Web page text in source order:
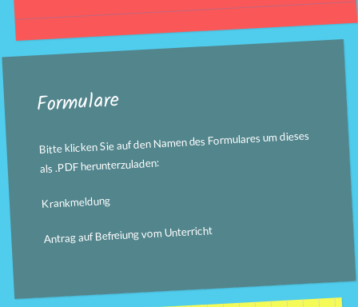
Formulare
Bitte klicken Sie auf den Namen des Formulares um dieses
als .PDF herunterzuladen:
Krankmeldung
Antrag auf Befreiung vom Unterricht